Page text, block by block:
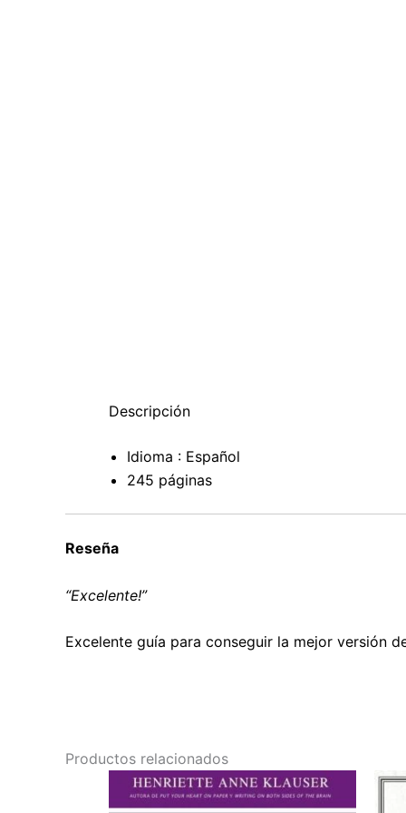
Descripción
Idioma : Español
245 páginas
Reseña
“Excelente!”
Excelente guía para conseguir la mejor versión
Productos relacionados